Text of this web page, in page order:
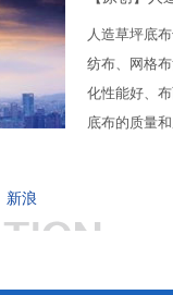
人造草坪底
纺布、网格
化性能好、
底布的质量
新浪